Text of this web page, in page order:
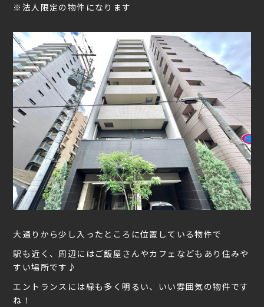
※法人限定の物件になります
大通りから少し入ったところに位置している物件で
駅も近く、周辺にはご飯屋さんやカフェなどもあり住みや
すい場所です♪
エントランスには緑も多く明るい、いい雰囲気の物件です
ね！